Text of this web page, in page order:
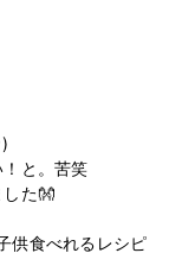
と。苦笑
た👐
供食べれるレシピ